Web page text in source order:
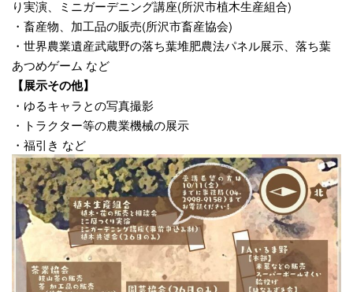
り実演、ミニガーデニング講座(所沢市植木生産組合)
・畜産物、加工品の販売(所沢市畜産協会)
・世界農業遺産武蔵野の落ち葉堆肥農法パネル展示、落ち葉
あつめゲーム など
【展示その他】
・ゆるキャラとの写真撮影
・トラクター等の農業機械の展示
・福引き など